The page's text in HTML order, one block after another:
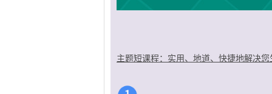
主题短课程：实用、地道、快捷地解决